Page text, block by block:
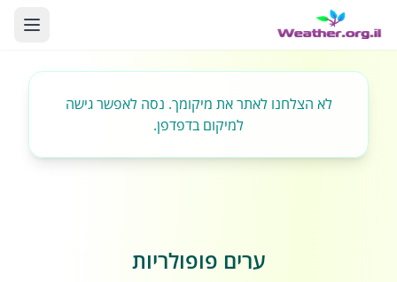
לא הצלחנו לאתר את מיקומך. נסה לאפשר גישה
למיקום בדפדפן.
ערים פופולריות